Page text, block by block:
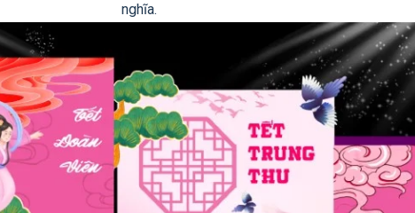
nghĩa.